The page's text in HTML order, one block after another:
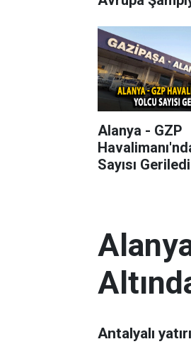
Alanya - GZP
Sayısı Geriledi
Antalyalı